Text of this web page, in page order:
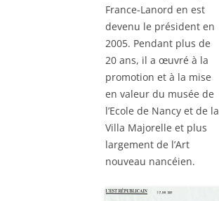
France-Lanord en est
devenu le président en
2005. Pendant plus de
20 ans, il a œuvré à la
promotion et à la mise
en valeur du musée de
l’Ecole de Nancy et de la
Villa Majorelle et plus
largement de l’Art
nouveau nancéien.